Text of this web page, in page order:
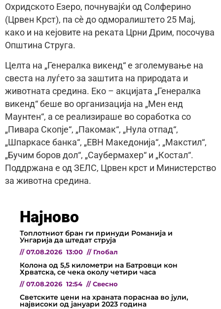
Охридското Езеро, почнувајќи од Солферино
(Црвен Крст), па сѐ до одморалиштето 25 Мај,
како и на кејовите на реката Црни Дрим, посочува
Општина Струга.
Целта на „Генералка викенд“ е зголемување на
свеста на луѓето за заштита на природата и
животната средина. Еко – акцијата „Генералка
викенд“ беше во организација на „Мен енд
Маунтен“, а се реализираше во соработка со
„Пивара Скопје“, „Пакомак“, „Нула отпад“,
„Шпаркасе банка“, „ЕВН Македонија“, „Макстил“,
„Бучим боров дол“, „Саубермахер“ и „Костал“.
Поддржана е од ЗЕЛС, Црвен крст и Министерство
за животна средина.
Најново
Топлотниот бран ги принуди Романија и
Унгарија да штедат струја
// 07.08.2026 13:00 // Глобал
Колона од 5,5 километри на Батровци кон
Хрватска, се чека околу четири часа
// 07.08.2026 12:54 // Свесно
Светските цени на храната пораснаа во јули,
највисоки од јануари 2023 година